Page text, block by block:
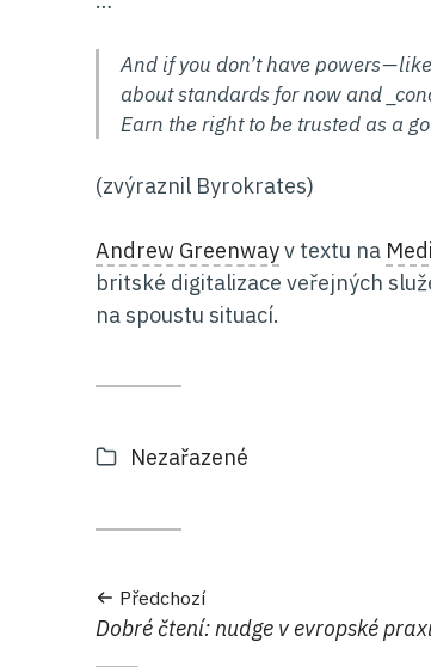
And if you don’t have powers —
about standards for now and
Earn the right to be trusted as a
(zvýraznil Byrokrates)
Andrew Greenwayv textu na
britské digitalizace veřejných
na spoustu situací.
Kategorie:
Nezařazené
Předchozí
Předchozí:
Dobré čtení: nudge v evropské